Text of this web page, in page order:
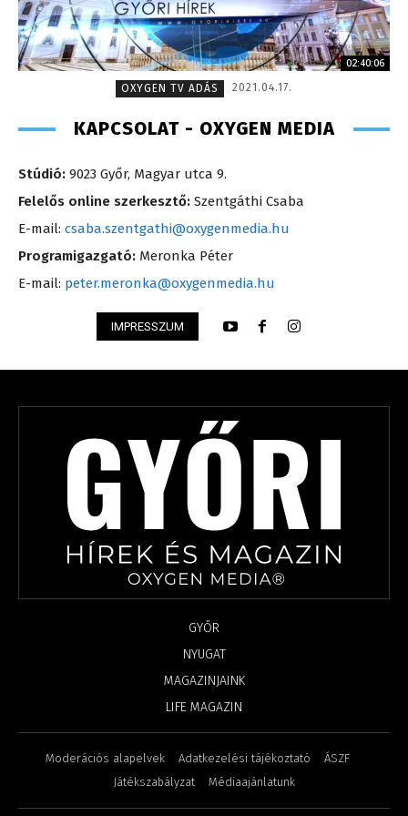
02:40:06
OXYGEN TV ADÁS
2021.04.17.
KAPCSOLAT - OXYGEN MEDIA
Stúdió: 9023 Győr, Magyar utca 9.
Felelős online szerkesztő: Szentgáthi Csaba
E-mail: csaba.szentgathi@oxygenmedia.hu
Programigazgató: Meronka Péter
E-mail: peter.meronka@oxygenmedia.hu
IMPRESSZUM
GYŐR
NYUGAT
MAGAZINJAINK
LIFE MAGAZIN
Moderációs alapelvek Adatkezelési tájékoztató
ÁSZF
Játékszabályzat
Médiaajánlatunk